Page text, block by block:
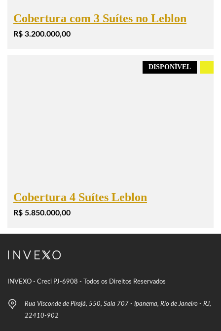
Cobertura com 3 Suítes no Leblon
R$ 3.200.000,00
DISPONÍVEL
Cobertura 4 Suítes Leblon
R$ 5.850.000,00
INVEXO - Creci PJ-6908 - Todos os Direitos Reservados
Rua Visconde de Pirajá, 550, Sala 707 - Ipanema, Rio de Janeiro - RJ,
22410-902